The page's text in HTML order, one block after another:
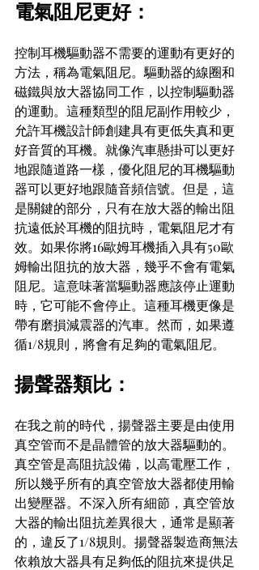
電氣阻尼更好：
控制耳機驅動器不需要的運動有更好的
方法，稱為電氣阻尼。驅動器的線圈和
磁鐵與放大器協同工作，以控制驅動器
的運動。這種類型的阻尼副作用較少，
允許耳機設計師創建具有更低失真和更
好音質的耳機。就像汽車懸掛可以更好
地跟隨道路一樣，優化阻尼的耳機驅動
器可以更好地跟隨音頻信號。但是，這
是關鍵的部分，只有在放大器的輸出阻
抗遠低於耳機的阻抗時，電氣阻尼才有
效。如果你將16歐姆耳機插入具有50歐
姆輸出阻抗的放大器，幾乎不會有電氣
阻尼。這意味著當驅動器應該停止運動
時，它可能不會停止。這種耳機更像是
帶有磨損減震器的汽車。然而，如果遵
循1/8規則，將會有足夠的電氣阻尼。
揚聲器類比：
在我之前的時代，揚聲器主要是由使用
真空管而不是晶體管的放大器驅動的。
真空管是高阻抗設備，以高電壓工作，
所以幾乎所有的真空管放大器都使用輸
出變壓器。不深入所有細節，真空管放
大器的輸出阻抗差異很大，通常是顯著
的，違反了1/8規則。揚聲器製造商無法
依賴放大器具有足夠低的阻抗來提供足